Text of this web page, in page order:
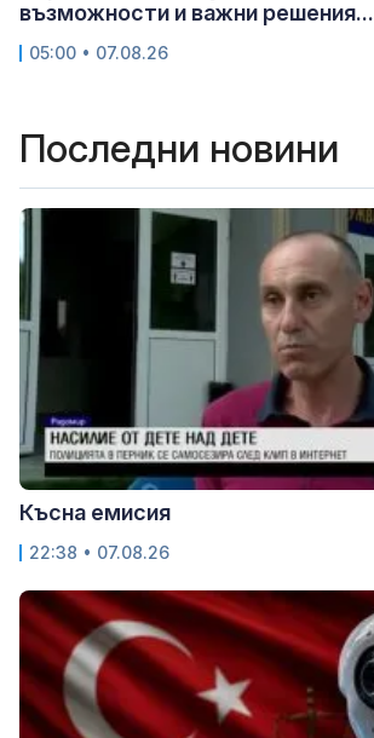
възможности и важни решения...
05:00 • 07.08.26
Последни новини
Късна емисия
22:38 • 07.08.26